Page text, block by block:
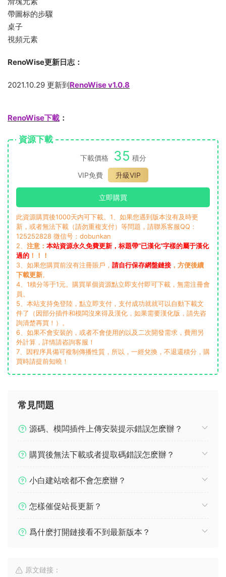
帶圖标的步驟
桌子
視頻元素
RenoWise更新日志：
2021.10.29 更新到RenoWise v1.0.8
RenoWise下載 ：
資源下載
下載價格 35 積分
VIP免費
升級VIP
立即購買
此資源購買後1000天内可下載。1、如果您遇到版本沒有及時更
新，或者無法下載（請勿重複支付）等問題，請聯系客服QQ：
125252828 微信号：dobunkan
2、 注意： 本站資源永久免費更新，标題帶“已漢化”字樣的屬于漢化
過的 ！！！
3、如果您購買前沒有注冊賬戶， 請自行保存網盤鏈接 ，方便後續
下載更新。
4、1積分等于1元。購買單個資源點立即支付即可下載，無需注冊會
員。
5、本站支持免登陸，點立即支付，支付成功就就可以自動下載文
件了（因部分插件和模闆沒來得及漢化，如果需要漢化版，請先咨
詢清楚再買！）。
6、如果不會安裝的，或者不會使用的以及二次開發需求，費用另
外計算，詳情請咨詢客服！
7、因程序具備可複制傳播性質，所以，一經兌換，不退還積分，購
買時請提前知曉！
常見問題
源碼、模闆插件上傳安裝提示錯誤怎麽辦？
購買後無法下載或者提取碼錯誤怎麽辦？
小白建站啥都不會怎麽辦？
怎樣催促站長更新？
爲什麽打開鏈接看不到最新版本？
原文鏈接：